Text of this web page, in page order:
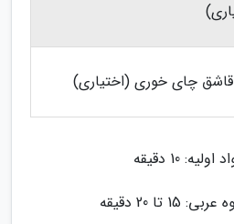
چای خوری (اختیاری)
10 دقیقه
20 دقیقه